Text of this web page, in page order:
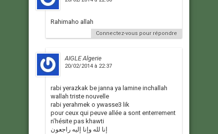
Rahimaho allah
Connectez-vous pour répondre
AIGLE Algerie
20/02/2014 à 22:37
rabi yerazkak be janna ya lamine inchallah
wallah triste nouvelle
rabi yerahmek o ywasse3 lik
pour ceux qui peuve allée a sont enterrement
n’hésite pas khawti
إنا لله وإنا إليه راجعون